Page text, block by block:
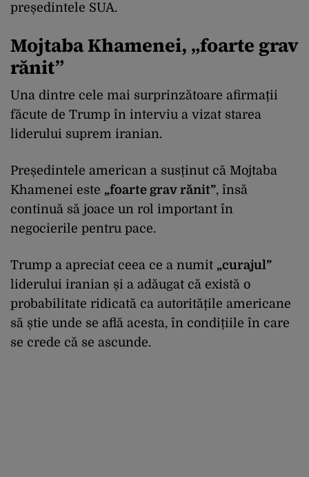
președintele SUA.
Mojtaba Khamenei, „foarte grav
rănit”
Una dintre cele mai surprinzătoare afirmații
făcute de Trump în interviu a vizat starea
liderului suprem iranian.
Președintele american a susținut că Mojtaba
Khamenei este „foarte grav rănit”, însă
continuă să joace un rol important în
negocierile pentru pace.
Trump a apreciat ceea ce a numit „curajul”
liderului iranian și a adăugat că există o
probabilitate ridicată ca autoritățile americane
să știe unde se află acesta, în condițiile în care
se crede că se ascunde.